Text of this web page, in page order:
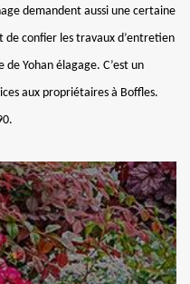
demandent aussi une certaine
de confier les travaux d’entretien
de Yohan élagage. C’est un
aux propriétaires à Boffles.